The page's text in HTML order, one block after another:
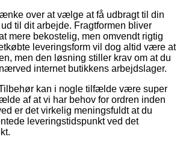
over at vælge at få udbragt til din
til dit arbejde. Fragtformen bliver
mere bekostelig, men omvendt rigtig
leveringsform vil dog altid være at
men den løsning stiller krav om at du
internet butikkens arbejdslager.
kan i nogle tilfælde være super
af at vi har behov for ordren inden
er det virkelig meningsfuldt at du
leveringstidspunkt ved det